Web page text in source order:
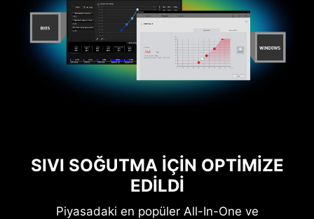
SIVI SOĞUTMA İÇİN OPTİMİZE
EDİLDİ
Piyasadaki en popüler All-In-One ve
*Lütfen önce internet bağlantınızı yapınız. Aksi
takdirde Driver Utility Installer yazılım otomatik olarak
başlatılmayacaktır.